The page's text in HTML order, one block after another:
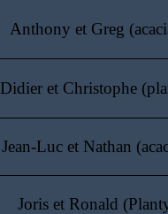
Anthony et Greg
Didier et Christophe
Jean-Luc et Nathan
Joris et Ronald